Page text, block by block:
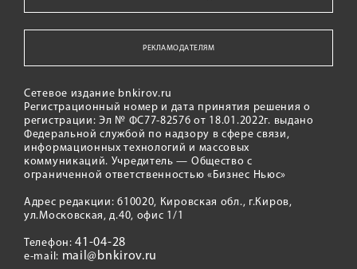
РЕКЛАМОДАТЕЛЯМ
Сетевое издание bnkirov.ru
Регистрационный номер и дата принятия решения о
регистрации: Эл № ФС77-82576 от 18.01.2022г. выдано
Федеральной службой по надзору в сфере связи,
информационных технологий и массовых
коммуникаций. Учредитель — Общество с
ограниченной ответственностью «Бизнес Ньюс»
Адрес редакции: 610020, Кировская обл., г.Киров,
ул.Московская, д.40, офис 1/1
Телефон:41-04-28
e-mail: mail@bnkirov.ru